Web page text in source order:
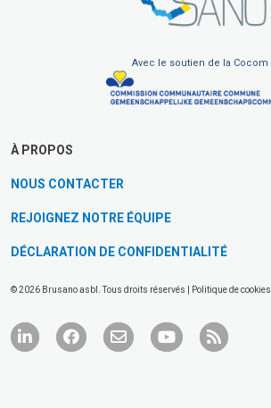
Avec le soutien de la Cocom
À PROPOS
NOUS CONTACTER
REJOIGNEZ NOTRE ÉQUIPE
DÉCLARATION DE CONFIDENTIALITÉ
© 2026 Brusano asbl. Tous droits réservés | Politique de cookies